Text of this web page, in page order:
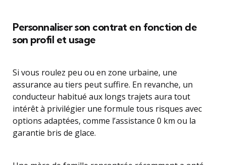
Personnaliser son contrat en fonction de
son profil et usage
Si vous roulez peu ou en zone urbaine, une
assurance au tiers peut suffire. En revanche, un
conducteur habitué aux longs trajets aura tout
intérêt à privilégier une formule tous risques avec
options adaptées, comme l’assistance 0 km ou la
garantie bris de glace.